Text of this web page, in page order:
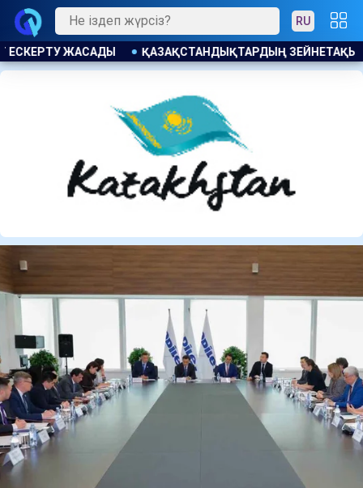
RU
ЖИНАҒЫ 4,08 ТРЛН ТЕҢГЕГЕ ӨСТІ БЖЗҚ СЕБЕБІН